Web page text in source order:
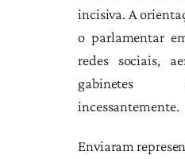
incisiva. A
o parlamentar
redes sociais,
gabinetes
incessantemente.
Enviaram